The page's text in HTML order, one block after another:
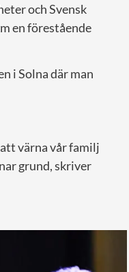
och Svensk
en förestående
i Solna där man
värna vår familj
grund, skriver